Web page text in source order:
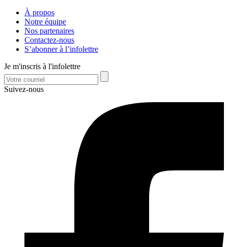
À propos
Notre équipe
Nos partenaires
Contactez-nous
S’abonner à l’infolettre
Je m'inscris à l'infolettre
Suivez-nous